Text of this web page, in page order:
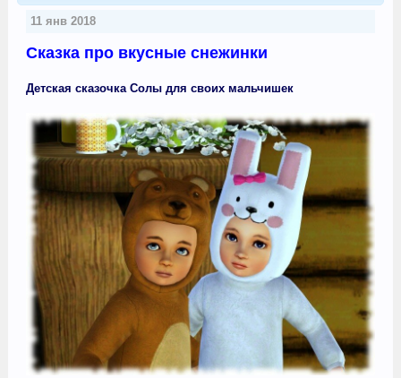
11 янв 2018
Сказка про вкусные снежинки
Детская сказочка Солы для своих мальчишек